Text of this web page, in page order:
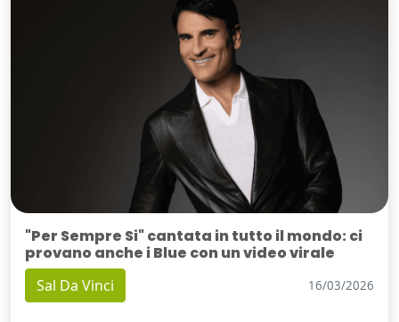
"Per Sempre Si" cantata in tutto il mondo: ci
provano anche i Blue con un video virale
Sal Da Vinci 16/03/2026